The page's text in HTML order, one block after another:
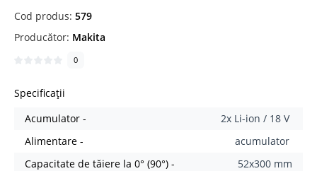
Cod produs: 579
Producător: Makita
0
Specificații
Acumulator -
2x Li-ion / 18 V
Alimentare -
acumulator
Capacitate de tăiere la 0° (90°) -
52x300 mm